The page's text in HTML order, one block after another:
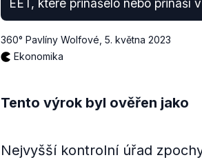
EET, které přinášelo nebo přináší
360° Pavlíny Wolfové 5. května 2023
Ekonomika
Tento výrok byl ověřen jako
Nejvyšší kontrolní úřad